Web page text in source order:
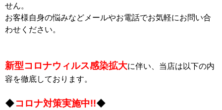
せん。
お客様自身の悩みなどメールやお電話でお気軽にお問い合
わせください。
新型コロナウィルス感染拡大に伴い、当店は以下の内
容を徹底しております。
◆コロナ対策実施中!!◆